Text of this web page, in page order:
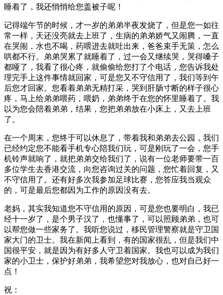
睡着了，我还悄悄给您盖被子呢！
记得端午节的时候，才一岁的弟弟半夜发烧了，但是您一如往
常一样，天还没亮就去上班了，生病的弟弟娇气又闹腾，一直
在哭闹，水也不喝，药喂进去就吐出来，爸爸束手无策，怎么
哄都不行。弟弟哭累了就睡着了，过一会又继续哭，哭得嗓子
都哑了，我看了很心疼，就偷偷给您打了个电话，您告诉我处
理完手上这件事情就回家，可是您又不守信用了，我们等到午
后您才回家。您看着弟弟无精打采，哭到肝肠寸断的样子很心
疼，马上给弟弟喂药，喂奶，弟弟终于在您的怀里睡着了。我
以为您会陪着弟弟，结果，您把弟弟放在小床上，又去上班
了。
在一个周末，您终于可以休息了，带着我和弟弟去公园，我们
已经约定您不能看手机专心陪我们玩，可是刚玩了一会，您手
机铃声就响了，就把弟弟交给我们了，说有一位老师要带一百
多位学生去香港交流，向您咨询过关的问题，您忙着回复，又
不守信用了。还有好多次我参加足球比赛，您答应我当观众
的，可是最后您都因为工作的原因没有去。
老妈，其实我知道您不守信用的原因，可是您也要明白，我已
经十一岁了，是个男子汉了，也懂事了，可以照顾弟弟，也可
以帮您做一些家务了。我听您说过，移民管理警察就是守卫国
家大门的卫士。我在新闻上看到，有的国家很乱，但是我们中
国很平安，就是因为有好多人守卫着国家。我也可以成为我们
家的小卫士，保护好弟弟，我希望您对我放心，也对自己好一
点！
祝：